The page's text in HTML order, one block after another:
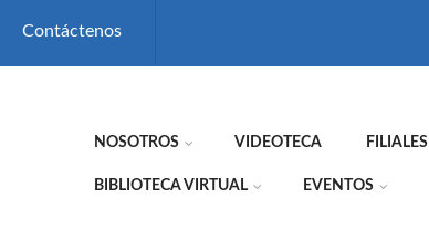
Contáctenos
NOSOTROS VIDEOTECA FILIALES
BIBLIOTECA VIRTUAL EVENTOS